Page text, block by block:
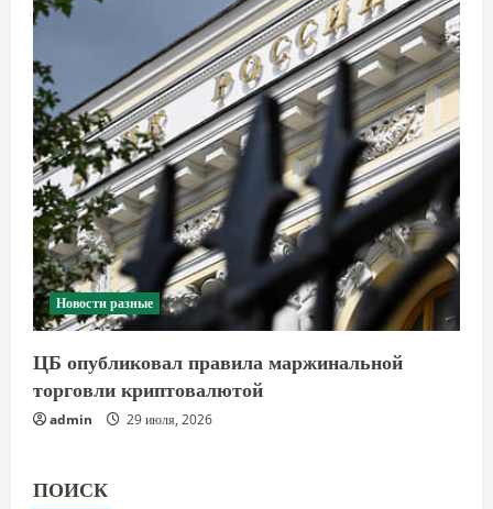
Новости разные
ЦБ опубликовал правила маржинальной
торговли криптовалютой
admin 29 июля, 2026
ПОИСК